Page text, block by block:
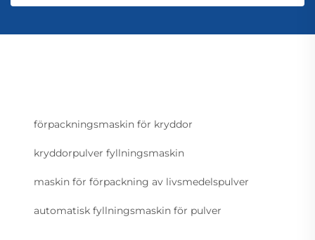
förpackningsmaskin för kryddor
kryddorpulver fyllningsmaskin
maskin för förpackning av livsmedelspulver
automatisk fyllningsmaskin för pulver